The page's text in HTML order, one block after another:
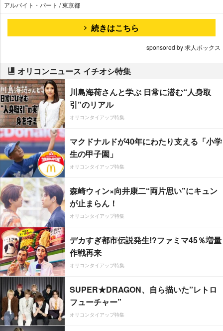
アルバイト・パート / 東京都
続きはこちら
sponsored by 求人ボックス
オリコンニュース イチオシ特集
川島海荷さんと学ぶ 日常に潜む“人身取
引”のリアル
オリコンタイアップ特集
マクドナルドが40年にわたり支える「小学
生の甲子園」
オリコンタイアップ特集
森崎ウィン×向井康二“両片思い”にキュン
が止まらん！
オリコンタイアップ特集
デカすぎ都市伝説発生!?ファミマ45％増量
作戦再来
オリコンタイアップ特集
SUPER★DRAGON、自ら描いた”レトロ
フューチャー”
オリコンタイアップ特集